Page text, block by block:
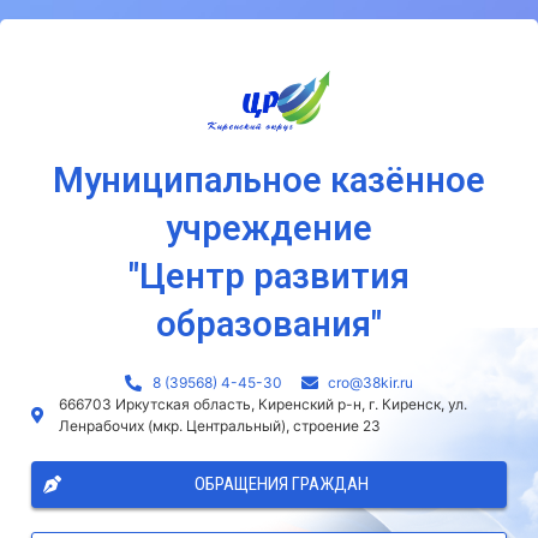
Муниципальное казённое
учреждение
"Центр развития
образования"
8 (39568) 4-45-30
сro@38kir.ru
666703 Иркутская область, Киренский р-н, г. Киренск, ул.
Ленрабочих (мкр. Центральный), строение 23
ОБРАЩЕНИЯ ГРАЖДАН